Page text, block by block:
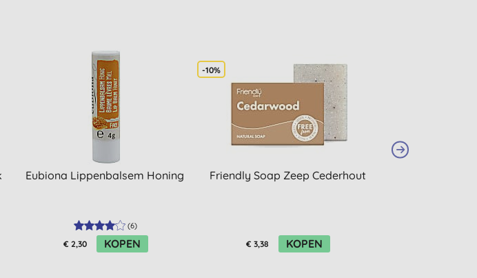
Eubiona Lippenbalsem Honing
(6)
€ 2,30 KOPEN
-10%
Friendly Soap Zeep Cederhout
€ 3,38 KOPEN